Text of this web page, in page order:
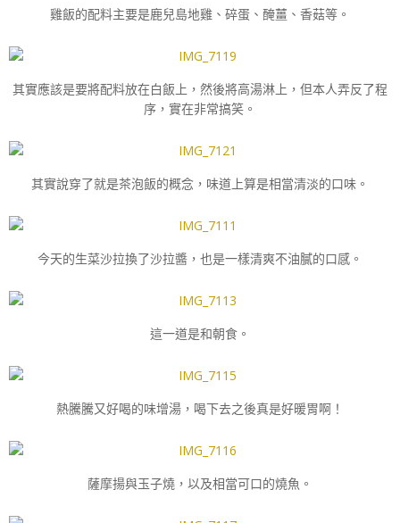
雞飯的配料主要是鹿兒島地雞、碎蛋、醃薑、香菇等。
其實應該是要將配料放在白飯上，然後將高湯淋上，但本人弄反了程
序，實在非常搞笑。
其實說穿了就是茶泡飯的概念，味道上算是相當清淡的口味。
今天的生菜沙拉換了沙拉醬，也是一樣清爽不油膩的口感。
這一道是和朝食。
熱騰騰又好喝的味增湯，喝下去之後真是好暖胃啊！
薩摩揚與玉子燒，以及相當可口的燒魚。